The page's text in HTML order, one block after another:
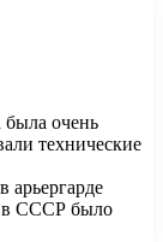
была очень
технические
арьергарде
в СССР было